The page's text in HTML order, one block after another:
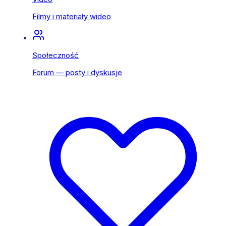
Filmy i materiały wideo
Społeczność
Forum — posty i dyskusje